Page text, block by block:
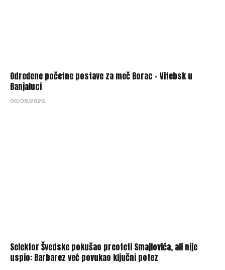
Određene početne postave za meč Borac – Vitebsk u
Banjaluci
06/08/2026
Selektor Švedske pokušao preoteti Smajlovića, ali nije
uspio: Barbarez već povukao ključni potez